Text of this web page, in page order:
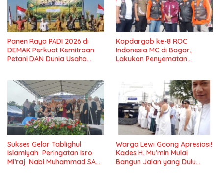
Panen Raya PADI 2026 di
DEMAK Perkuat Kemitraan
Petani DAN Dunia Usaha
Kopdargab ke-8 ROC
Indonesia MC di Bogor,
Lakukan Penyematan
Sukses Gelar Tablighul
Islamiyah Peringatan Isro
Mi’raj Nabi Muhammad SAW
Warga Lewi Goong Apresiasi!
Kades H. Mu’min Mulai
Bangun Jalan yang Dulu